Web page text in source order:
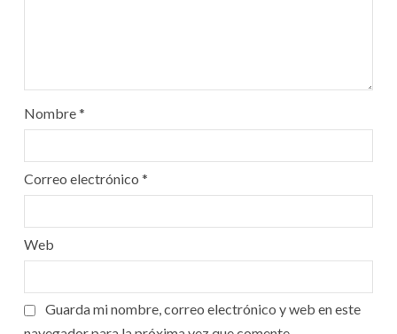
Nombre*
Correo electrónico *
Web
Guarda mi nombre, correo electrónico y web en este